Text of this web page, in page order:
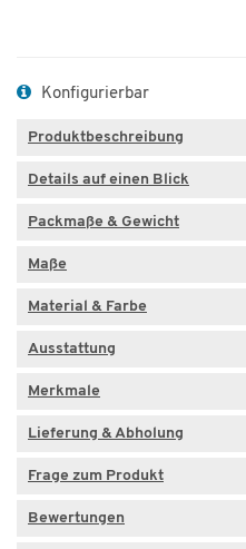
Konfigurierbar
Produktbeschreibung
Details auf einen Blick
Packmaße & Gewicht
Maße
Material & Farbe
Ausstattung
Merkmale
Lieferung & Abholung
Frage zum Produkt
Bewertungen